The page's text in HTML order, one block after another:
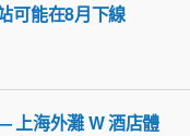
可能在8月下線
上海外灘 W 酒店體